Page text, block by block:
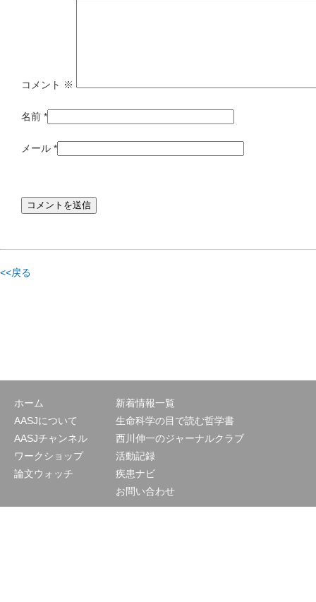
コメント ※
名前 *
メール *
<<戻る
ホーム
AASJについて
AASJチャンネル
ワークショップ
論文ウォッチ
新着情報一覧
生命科学の目で読む哲学書
西川伸一のジャーナルクラブ
活動記録
疾患ナビ
お問い合わせ